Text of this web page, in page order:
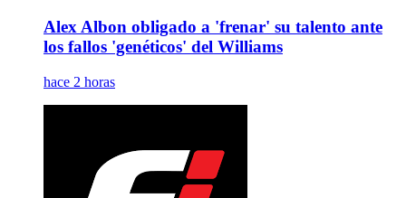
Alex Albon obligado a 'frenar' su talento ante
los fallos 'genéticos' del Williams
hace 2 horas